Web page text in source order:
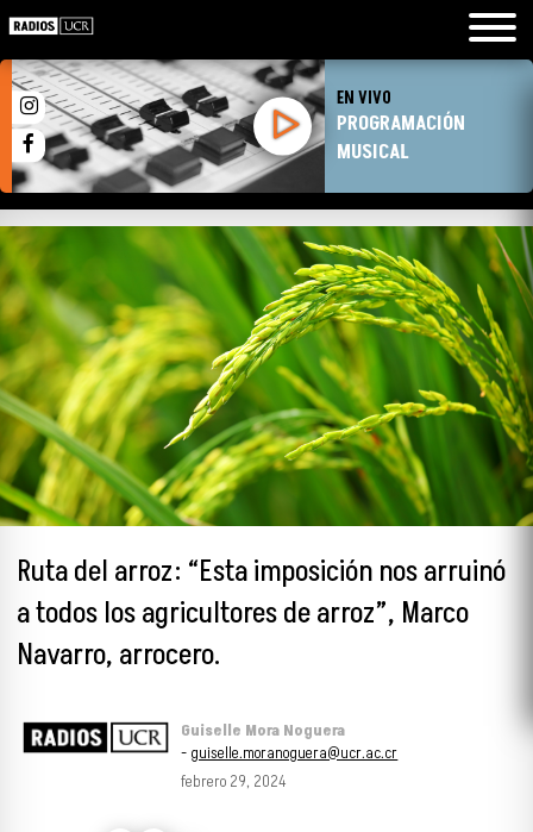
EN VIVO
PROGRAMACIÓN
MUSICAL
Ruta del arroz: “Esta imposición nos arruinó
a todos los agricultores de arroz”, Marco
Navarro, arrocero.
Guiselle Mora Noguera
- guiselle.moranoguera@ucr.ac.cr
febrero 29, 2024